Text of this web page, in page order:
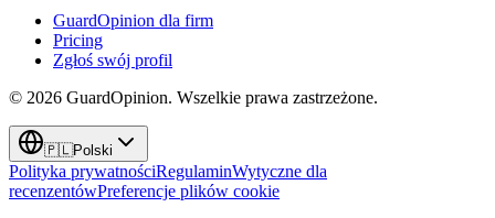
GuardOpinion dla firm
Pricing
Zgłoś swój profil
© 2026 GuardOpinion. Wszelkie prawa zastrzeżone.
🇵🇱Polski
Polityka prywatnościRegulaminWytyczne dla
recenzentówPreferencje plików cookie